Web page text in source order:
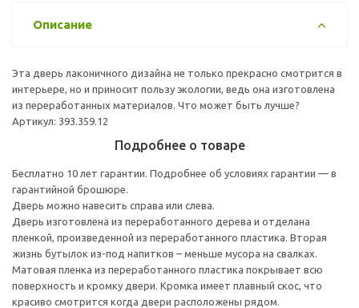
Описание
Эта дверь лаконичного дизайна не только прекрасно смотрится в
интерьере, но и приносит пользу экологии, ведь она изготовлена
из переработанных материалов. Что может быть лучше?
Артикул: 393.359.12
Подробнее о товаре
Бесплатно 10 лет гарантии. Подробнее об условиях гарантии — в
гарантийной брошюре.
Дверь можно навесить справа или слева.
Дверь изготовлена из переработанного дерева и отделана
пленкой, произведенной из переработанного пластика. Вторая
жизнь бутылок из-под напитков – меньше мусора на свалках.
Матовая пленка из переработанного пластика покрывает всю
поверхность и кромку двери. Кромка имеет плавный скос, что
красиво смотрится когда двери расположены рядом.